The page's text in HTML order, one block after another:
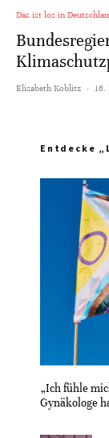
Das ist los in
Elisabeth Koblitz · 16.
Entdecke
„Ich fühle
Gynäkologe